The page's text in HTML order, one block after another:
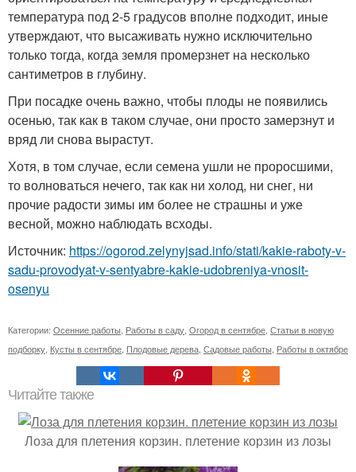
температура под 2-5 градусов вполне подходит, иные
утверждают, что высаживать нужно исключительно
только тогда, когда земля промерзнет на несколько
сантиметров в глубину.
При посадке очень важно, чтобы плоды не появились
осенью, так как в таком случае, они просто замерзнут и
вряд ли снова вырастут.
Хотя, в том случае, если семена ушли не проросшими,
то волноваться нечего, так как ни холод, ни снег, ни
прочие радости зимы им более не страшны и уже
весной, можно наблюдать всходы.
Источник: https://ogorod.zelynyjsad.info/stati/kakie-raboty-v-
sadu-provodyat-v-sentyabre-kakie-udobreniya-vnosit-
osenyu
Категории: Осенние работы Работы в саду Огород в сентябре Статьи в новую
подборку Кусты в сентябре Плодовые дерева Садовые работы Работы в октябре
Читайте также
Лоза для плетения корзин. плетение корзин из лозы